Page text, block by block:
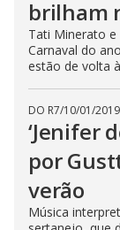
brilham
Tati Minerato e
Carnaval do
estão de volta
DO R7/10/01/2019
‘Jenifer
por
verão
Música